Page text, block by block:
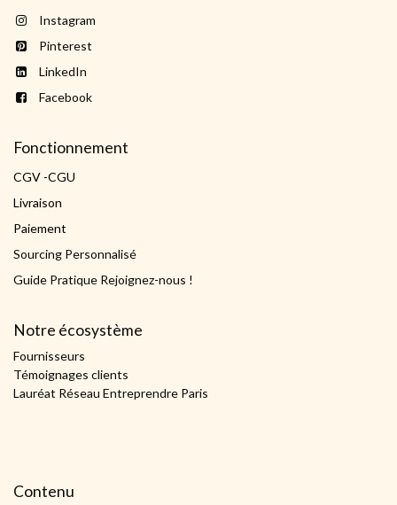
Instagram
Pinterest
LinkedIn
Facebook
Fonctionnement
CGV -CGU
Livraison
Paiement
Sourcing Personnalisé
Guide Pratique Rejoignez-nous !
Notre écosystème
Fournisseurs
Témoignages clients
Lauréat Réseau Entreprendre Paris
Contenu